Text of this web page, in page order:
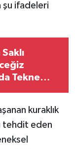
şu ifadeleri
Tekne
kuraklık
tehdit eden